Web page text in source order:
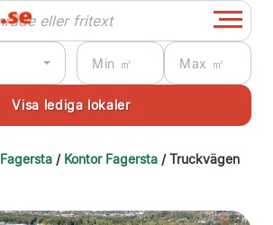
Fagersta / Kontor Fagersta / Truckvägen